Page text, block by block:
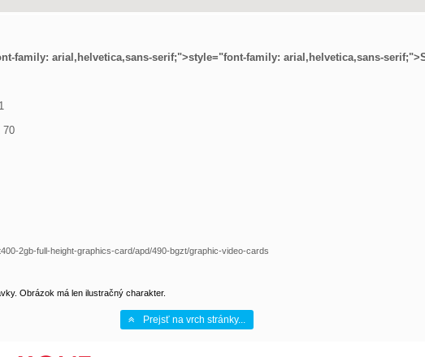
family: arial ,helvetica,sans-serif;">style="font-family: arial ,helvetica,sans-serif;">
70
2gb-full-height-graphics-card/apd/490-bgzt/graphic-video-cards
Obrázok má len ilustračný charakter.
Prejsť na vrch stránky...